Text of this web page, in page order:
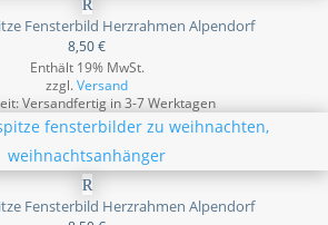
Fensterbild Herzrahmen Alpendorf
8,50€
Enthält 19% MwSt.
zzgl.Versand
Versandfertig in 3-7 Werktagen
Fensterbild Herzrahmen Alpendorf